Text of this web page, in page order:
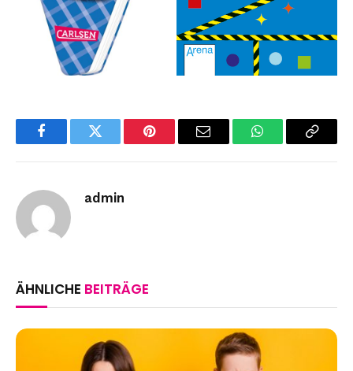
FacebookTwitter Pinterest Email WhatsAppCopy
admin
ÄHNLICHE BEITRÄGE